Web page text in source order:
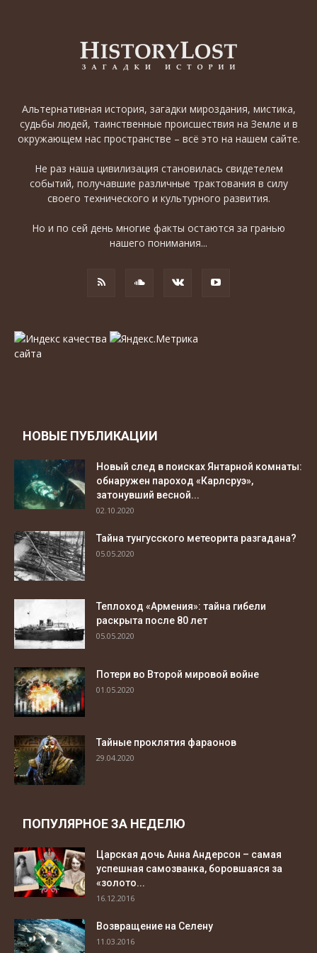
Альтернативная история, загадки мироздания, мистика,
судьбы людей, таинственные происшествия на Земле и в
окружающем нас пространстве – всё это на нашем сайте.
Не раз наша цивилизация становилась свидетелем
событий, получавшие различные трактования в силу
своего технического и культурного развития.
Но и по сей день многие факты остаются за гранью
нашего понимания...
НОВЫЕ ПУБЛИКАЦИИ
Новый след в поисках Янтарной комнаты:
обнаружен пароход «Карлсруэ»,
затонувший весной...
02.10.2020
Тайна тунгусского метеорита разгадана?
05.05.2020
Теплоход «Армения»: тайна гибели
раскрыта после 80 лет
05.05.2020
Потери во Второй мировой войне
01.05.2020
Тайные проклятия фараонов
29.04.2020
ПОПУЛЯРНОЕ ЗА НЕДЕЛЮ
Царская дочь Анна Андерсон – самая
успешная самозванка, боровшаяся за
«золото...
16.12.2016
Возвращение на Селену
11.03.2016